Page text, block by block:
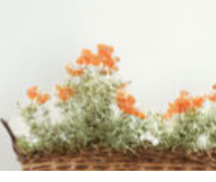
戶外探索 Outside
主題書籍